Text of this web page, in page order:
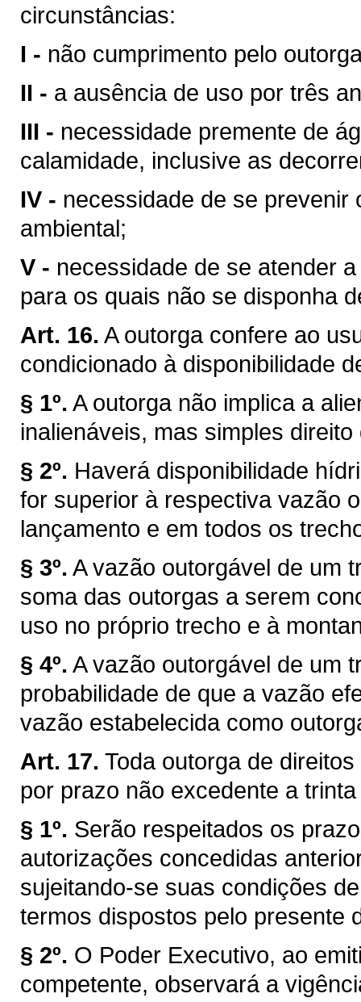
circunstâncias:
I - não cumprimento pelo
II - a ausência de uso por três
III - necessidade premente de
calamidade, inclusive as
IV - necessidade de se
ambiental;
V - necessidade de se atender
para os quais não se disponha
Art. 16. A outorga confere ao
condicionado à disponibilidade
§ 1º. A outorga não implica a
inalienáveis, mas simples direito
§ 2º. Haverá disponibilidade
for superior à respectiva vazão
lançamento e em todos os
§ 3º. A vazão outorgável de um
soma das outorgas a serem
uso no próprio trecho e à
§ 4º. A vazão outorgável de um
probabilidade de que a vazão
vazão estabelecida como
Art. 17. Toda outorga de
por prazo não excedente a
§ 1º. Serão respeitados os
autorizações concedidas
sujeitando-se suas condições
termos dispostos pelo presente
§ 2º. O Poder Executivo, ao
competente, observará a